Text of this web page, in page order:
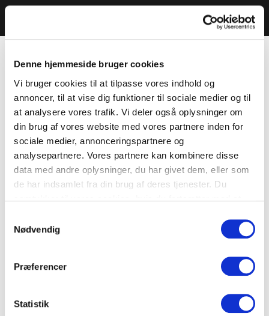
Denne hjemmeside bruger cookies
Vi bruger cookies til at tilpasse vores indhold og
annoncer, til at vise dig funktioner til sociale medier og til
at analysere vores trafik. Vi deler også oplysninger om
din brug af vores website med vores partnere inden for
sociale medier, annonceringspartnere og
analysepartnere. Vores partnere kan kombinere disse
data med andre oplysninger, du har givet dem, eller som
de har indsamlet fra din brug af deres tjenester. Du
Nødvendig
Præferencer
Statistik